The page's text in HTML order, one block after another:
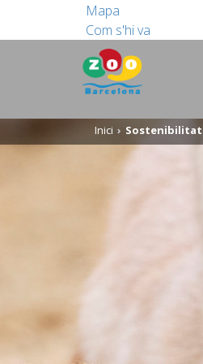
Mapa
Com s'hi va
Inici Sostenibilitat